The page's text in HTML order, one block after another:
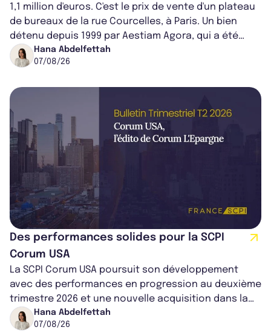
1,1 million d'euros. C'est le prix de vente d'un plateau
de bureaux de la rue Courcelles, à Paris. Un bien
détenu depuis 1999 par Aestiam Agora, qui a été
cédé avec une plus-value...
Hana Abdelfettah
07/08/26
Des performances solides pour la SCPI
Corum USA
La SCPI Corum USA poursuit son développement
avec des performances en progression au deuxième
trimestre 2026 et une nouvelle acquisition dans la
région de Chicago. Entre hausse de...
Hana Abdelfettah
07/08/26